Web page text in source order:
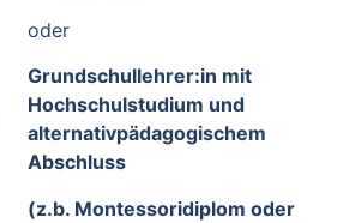
oder
Grundschullehrer:in mit
Hochschulstudium und
alternativpädagogischem
Abschluss
(z.b. Montessoridiplom oder